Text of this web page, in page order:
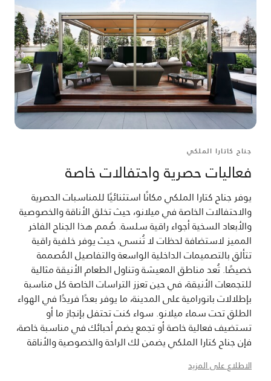
جناح كاتارا الملكي
فعاليات حصرية واحتفالات خاصة
يوفر جناح كتارا الملكي مكانًا استثنائيًا للمناسبات الحصرية
والاحتفالات الخاصة في ميلانو، حيث تخلق الأناقة والخصوصية
والأبعاد السخية أجواء راقية سلسة. صُمم هذا الجناح الفاخر
المميز لاستضافة لحظات لا تُنسى، حيث يوفر خلفية راقية
تتألق بالتصميمات الداخلية الواسعة والتفاصيل المُصممة
خصيصًا. تُعد مناطق المعيشة وتناول الطعام الأنيقة مثالية
للتجمعات الأنيقة، في حين تعزز التراسات الخاصة كل مناسبة
بإطلالات بانورامية على المدينة، ما يوفر بعدًا فريدًا في الهواء
الطلق تحت سماء ميلانو. سواء كنت تحتفل بإنجاز ما أو
تستضيف فعالية خاصة أو تجمع يضم أحبائك في مناسبة خاصة،
فإن جناح كتارا الملكي يضمن لك الراحة والخصوصية والأناقة
دائمة داخل أحد أرقى الأجنحة الفاخرة المرموقة في ميلانو.
الاطلاع على المزيد